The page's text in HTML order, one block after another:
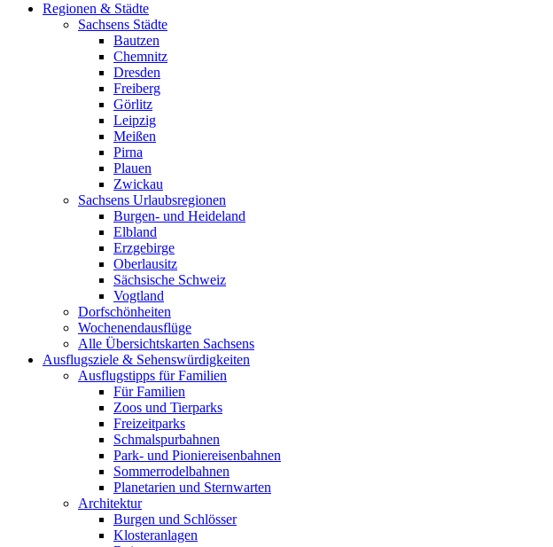
Regionen & Städte
Sachsens Städte
Bautzen
Chemnitz
Dresden
Freiberg
Görlitz
Leipzig
Meißen
Pirna
Plauen
Zwickau
Sachsens Urlaubsregionen
Burgen- und Heideland
Elbland
Erzgebirge
Oberlausitz
Sächsische Schweiz
Vogtland
Dorfschönheiten
Wochenendausflüge
Alle Übersichtskarten Sachsens
Ausflugsziele & Sehenswürdigkeiten
Ausflugstipps für Familien
Für Familien
Zoos und Tierparks
Freizeitparks
Schmalspurbahnen
Park- und Pioniereisenbahnen
Sommerrodelbahnen
Planetarien und Sternwarten
Architektur
Burgen und Schlösser
Klosteranlagen